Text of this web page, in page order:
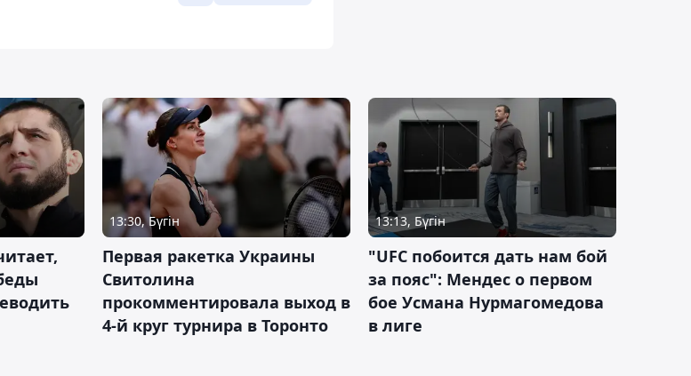
13:30, Бүгін
Первая ракетка Украины
Свитолина
прокомментировала выход в
4-й круг турнира в Торонто
13:13, Бүгін
"UFC побоится дать нам бой
за пояс": Мендес о первом
бое Усмана Нурмагомедова
в лиге